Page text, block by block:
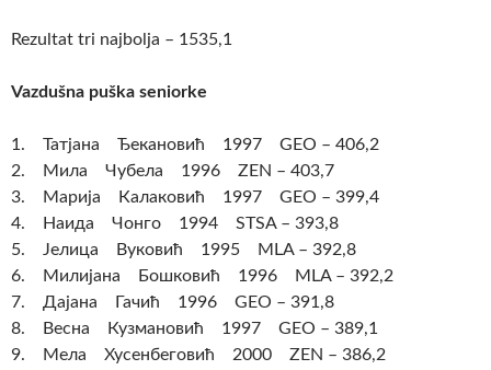
Rezultat tri najbolja – 1535,1
Vazdušna puška seniorke
1. Татјана Ђекановић 1997 GEO – 406,2
2. Мила Чубела 1996 ZEN – 403,7
3. Марија Калаковић 1997 GEO – 399,4
4. Наида Чонго 1994 STSA – 393,8
5. Јелица Вуковић 1995 MLA – 392,8
6. Милијана Бошковић 1996 MLA – 392,2
7. Дајана Гачић 1996 GEO – 391,8
8. Весна Кузмановић 1997 GEO – 389,1
9. Мела Хусенбеговић 2000 ZEN – 386,2